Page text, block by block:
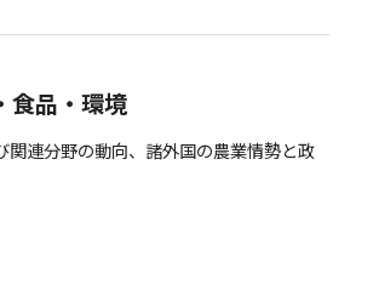
食品・環境
関連分野の動向、諸外国の農業情勢と政